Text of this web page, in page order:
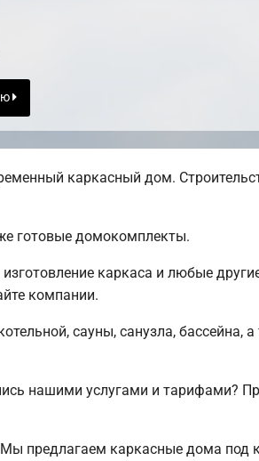
каркасный дом.
готовые домокомплекты.
каркаса и любые
компании.
сауны, санузла, бассейна,
нашими услугами и тарифами?
предлагаем каркасные дома под